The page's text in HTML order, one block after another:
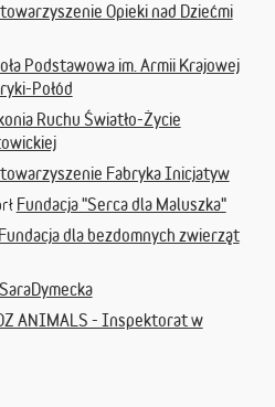
Opieki nad Dziećmi
Podstawowa im. Armii Krajowej
Połód
Ruchu Światło-Życie
Fabryka Inicjatyw
Fundacja "Serca dla Maluszka"
Fundacja dla bezdomnych zwierząt
SaraDymecka
ANIMALS - Inspektorat w